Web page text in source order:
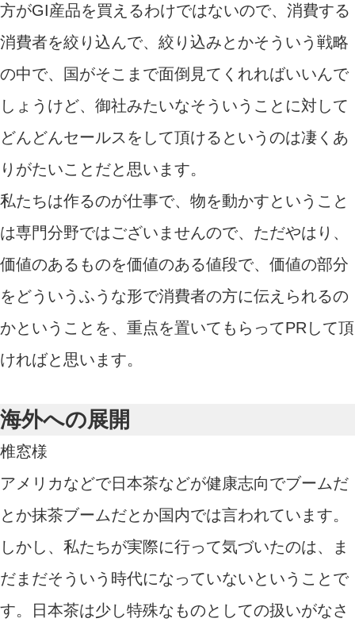
方がGI産品を買えるわけではないので、消費する
消費者を絞り込んで、絞り込みとかそういう戦略
の中で、国がそこまで面倒見てくれればいいんで
しょうけど、御社みたいなそういうことに対して
どんどんセールスをして頂けるというのは凄くあ
りがたいことだと思います。
私たちは作るのが仕事で、物を動かすということ
は専門分野ではございませんので、ただやはり、
価値のあるものを価値のある値段で、価値の部分
をどういうふうな形で消費者の方に伝えられるの
かということを、重点を置いてもらってPRして頂
ければと思います。
海外への展開
椎窓様
アメリカなどで日本茶などが健康志向でブームだ
とか抹茶ブームだとか国内では言われています。
しかし、私たちが実際に行って気づいたのは、ま
だまだそういう時代になっていないということで
す。日本茶は少し特殊なものとしての扱いがなさ